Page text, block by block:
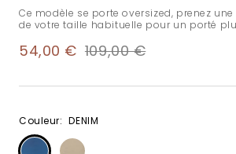
Ce modèle se porte oversized, prenez
de votre taille habituelle pour un porté
Prix
54,00 € Prix
109,00 €
Couleur: DENIM
DENIM ARMY